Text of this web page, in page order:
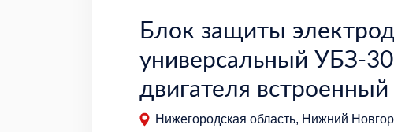
Блок защиты
универсальный УБЗ-
двигателя
Нижегородская область, Нижний